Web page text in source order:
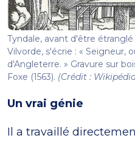
Tyndale, avant d'être
Vilvorde, s'écrie : « Seigneur,
d'Angleterre. » Gravure sur
Foxe (1563). (Crédit :
Un vrai génie
Il a travaillé